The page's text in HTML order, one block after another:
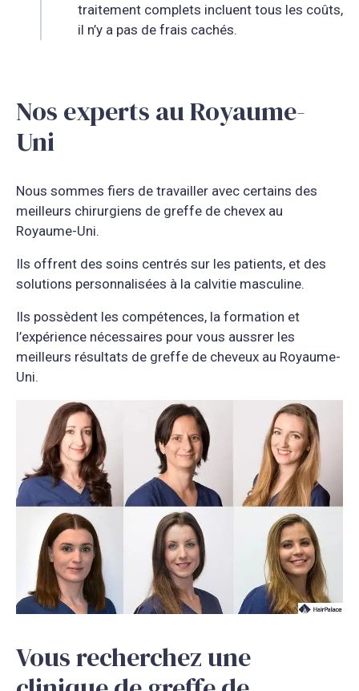
traitement complets incluent tous les coûts,
il n’y a pas de frais cachés.
Nos experts au Royaume-
Uni
Nous sommes fiers de travailler avec certains des
meilleurs chirurgiens de greffe de chevex au
Royaume-Uni.
Ils offrent des soins centrés sur les patients, et des
solutions personnalisées à la calvitie masculine.
Ils possèdent les compétences, la formation et
l’expérience nécessaires pour vous aussrer les
meilleurs résultats de greffe de cheveux au Royaume-
Uni.
Vous recherchez une